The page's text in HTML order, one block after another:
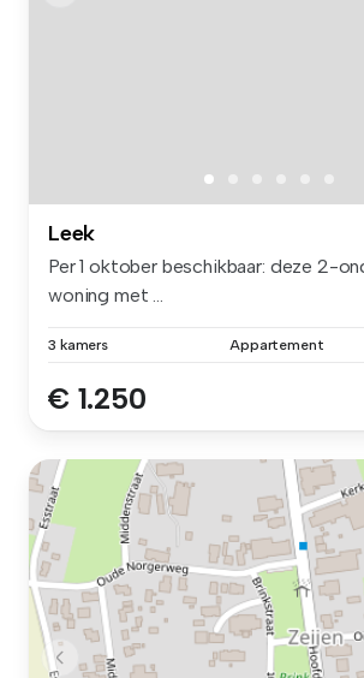
Leek
Per 1 oktober beschikbaar: deze 2-
woning met ...
3 kamers Appartement
€ 1.250